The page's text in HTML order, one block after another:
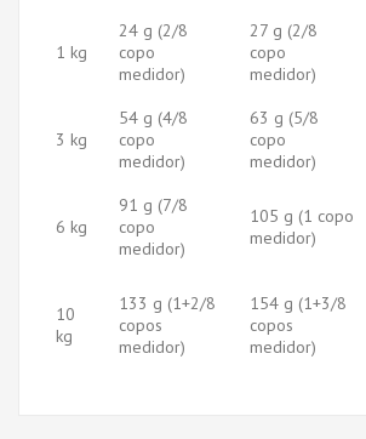
1 kg
24 g (2/8
copo
medidor)
27 g (2/8
copo
medidor)
3 kg
54 g (4/8
copo
medidor)
63 g (5/8
copo
medidor)
6 kg
91 g (7/8
copo
medidor)
105 g (1 copo
medidor)
10
kg
133 g (1+2/8
copos
medidor)
154 g (1+3/8
copos
medidor)